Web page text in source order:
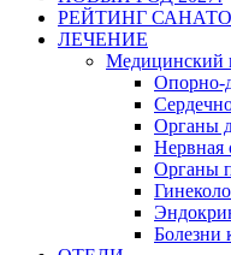
РЕЙТИНГ
ЛЕЧЕНИЕ
Медицинский
Опорно-
Органы
Нервная
Органы
Болезни